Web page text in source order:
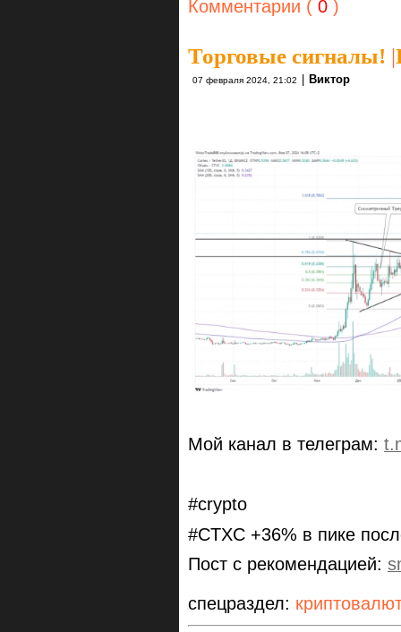
Комментарии ( 0 )
Торговые сигналы! |
07 февраля 2024, 21:02 | Виктор
Мой канал в телеграм:
#crypto
#CTXC +36% в пике
Пост с рекомендацией:
спецраздел: